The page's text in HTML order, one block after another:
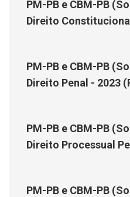
PM-PB e CBM-PB
Direito
PM-PB e CBM-PB
Direito Penal - 2023
PM-PB e CBM-PB
Direito Processual
PM-PB e CBM-PB